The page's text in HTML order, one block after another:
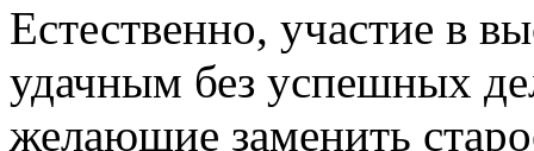
Естественно, участие в
удачным без успешных
желающие заменить